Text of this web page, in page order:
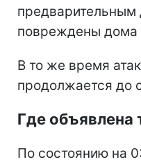
предварительным
повреждены дома
В то же время
продолжается до
Где объявлена
По состоянию на